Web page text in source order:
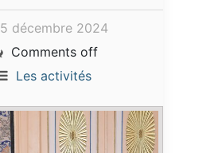
5 décembre 2024
Comments off
Les activités